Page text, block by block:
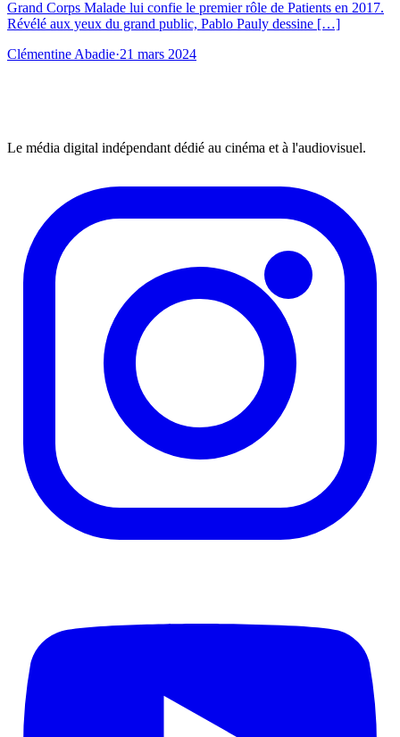
Grand Corps Malade lui confie le premier rôle de Patients en 2017.
Révélé aux yeux du grand public, Pablo Pauly dessine […]
Clémentine Abadie·21 mars 2024
Le média digital indépendant dédié au cinéma et à l'audiovisuel.